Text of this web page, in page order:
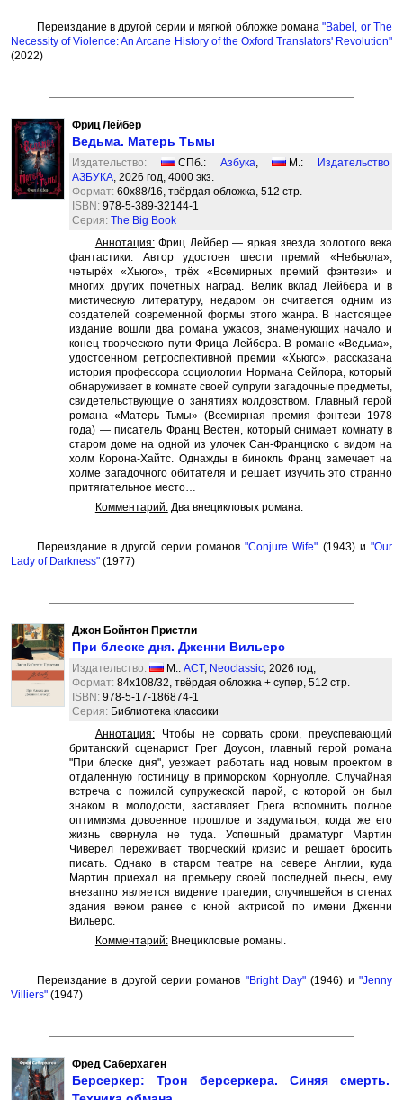
Переиздание в другой серии и мягкой обложке романа"Babel, or The
Necessity of Violence: An Arcane History of the Oxford Translators' Revolution"
(2022)
Фриц Лейбер
Ведьма. Матерь Тьмы
Издательство: СПб.: Азбука, М.:
Издательство
АЗБУКА, 2026 год, 4000 экз.
Формат: 60x88/16, твёрдая обложка, 512 стр.
ISBN: 978-5-389-32144-1
Серия: The Big Book
Аннотация:Фриц Лейбер — яркая звезда золотого века
фантастики. Автор удостоен шести премий «Небьюла»,
четырёх «Хьюго», трёх «Всемирных премий фэнтези» и
многих других почётных наград. Велик вклад Лейбера и в
мистическую литературу, недаром он считается одним из
создателей современной формы этого жанра. В настоящее
издание вошли два романа ужасов, знаменующих начало и
конец творческого пути Фрица Лейбера. В романе «Ведьма»,
удостоенном ретроспективной премии «Хьюго», рассказана
история профессора социологии Нормана Сейлора, который
обнаруживает в комнате своей супруги загадочные предметы,
свидетельствующие о занятиях колдовством. Главный герой
романа «Матерь Тьмы» (Всемирная премия фэнтези 1978
года) — писатель Франц Вестен, который снимает комнату в
старом доме на одной из улочек Сан-Франциско с видом на
холм Корона-Хайтс. Однажды в бинокль Франц замечает на
холме загадочного обитателя и решает изучить это странно
притягательное место…
Комментарий:Два внецикловых романа.
Переиздание в другой серии романов"Conjure Wife" (1943) и"Our
Lady of Darkness" (1977)
Джон Бойнтон Пристли
При блеске дня. Дженни Вильерс
Издательство: М.: АСТ, Neoclassic, 2026 год,
Формат: 84x108/32, твёрдая обложка + супер, 512 стр.
ISBN: 978-5-17-186874-1
Серия: Библиотека классики
Аннотация:Чтобы не сорвать сроки, преуспевающий
британский сценарист Грег Доусон, главный герой романа
"При блеске дня", уезжает работать над новым проектом в
отдаленную гостиницу в приморском Корнуолле. Случайная
встреча с пожилой супружеской парой, с которой он был
знаком в молодости, заставляет Грега вспомнить полное
оптимизма довоенное прошлое и задуматься, когда же его
жизнь свернула не туда. Успешный драматург Мартин
Чиверел переживает творческий кризис и решает бросить
писать. Однако в старом театре на севере Англии, куда
Мартин приехал на премьеру своей последней пьесы, ему
внезапно является видение трагедии, случившейся в стенах
здания веком ранее с юной актрисой по имени Дженни
Вильерс.
Комментарий:Внецикловые романы.
Переиздание в другой серии романов "Bright Day"(1946) и"Jenny
Villiers" (1947)
Фред Саберхаген
Берсеркер: Трон берсеркера. Синяя смерть.